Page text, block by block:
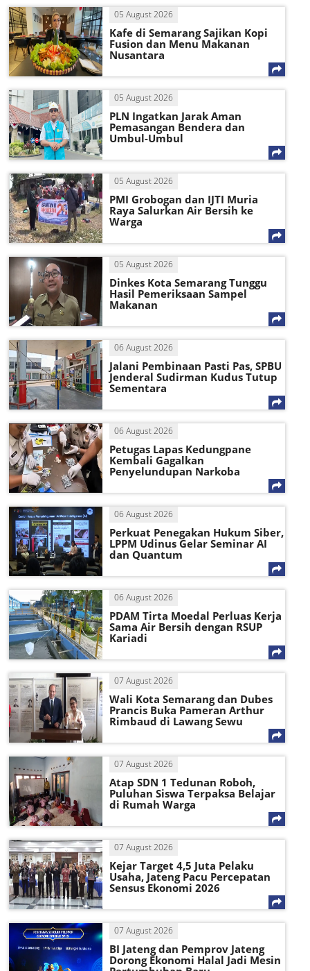
05 August 2026
Kafe di Semarang Sajikan Kopi
Fusion dan Menu Makanan
Nusantara
05 August 2026
PLN Ingatkan Jarak Aman
Pemasangan Bendera dan
Umbul-Umbul
05 August 2026
PMI Grobogan dan IJTI Muria
Raya Salurkan Air Bersih ke
Warga
05 August 2026
Dinkes Kota Semarang Tunggu
Hasil Pemeriksaan Sampel
Makanan
06 August 2026
Jalani Pembinaan Pasti Pas, SPBU
Jenderal Sudirman Kudus Tutup
Sementara
06 August 2026
Petugas Lapas Kedungpane
Kembali Gagalkan
Penyelundupan Narkoba
06 August 2026
Perkuat Penegakan Hukum Siber,
LPPM Udinus Gelar Seminar AI
dan Quantum
06 August 2026
PDAM Tirta Moedal Perluas Kerja
Sama Air Bersih dengan RSUP
Kariadi
07 August 2026
Wali Kota Semarang dan Dubes
Prancis Buka Pameran Arthur
Rimbaud di Lawang Sewu
07 August 2026
Atap SDN 1 Tedunan Roboh,
Puluhan Siswa Terpaksa Belajar
di Rumah Warga
07 August 2026
Kejar Target 4,5 Juta Pelaku
Usaha, Jateng Pacu Percepatan
Sensus Ekonomi 2026
07 August 2026
BI Jateng dan Pemprov Jateng
Dorong Ekonomi Halal Jadi Mesin